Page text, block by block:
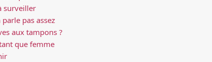
surveiller
pas assez
aux tampons ?
que femme